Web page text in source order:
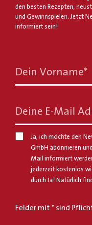
den besten Rezepten,
und Gewinnspielen. Jetzt
informiert sein!
Dein Vorname*
Deine E-Mail
Ja, ich möchte den
GmbH abonnieren
Mail informiert
jederzeit kostenlos
durch Ja! Natürlich
Felder mit * sind